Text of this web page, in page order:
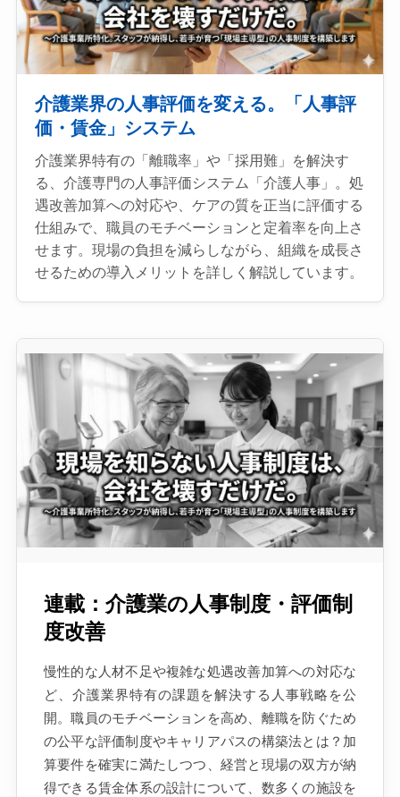
介護業界の人事評価を変える。「人事評
価・賃金」システム
介護業界特有の「離職率」や「採用難」を解決す
る、介護専門の人事評価システム「介護人事」。処
遇改善加算への対応や、ケアの質を正当に評価する
仕組みで、職員のモチベーションと定着率を向上さ
せます。現場の負担を減らしながら、組織を成長さ
せるための導入メリットを詳しく解説しています。
連載：介護業の人事制度・評価制
度改善
慢性的な人材不足や複雑な処遇改善加算への対応な
ど、介護業界特有の課題を解決する人事戦略を公
開。職員のモチベーションを高め、離職を防ぐため
の公平な評価制度やキャリアパスの構築法とは？加
算要件を確実に満たしつつ、経営と現場の双方が納
得できる賃金体系の設計について、数多くの施設を